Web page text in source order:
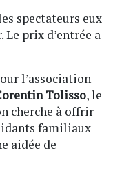
spectateurs eux
prix d’entrée a
l’association
Tolisso, le
cherche à offrir
familiaux
aidée de